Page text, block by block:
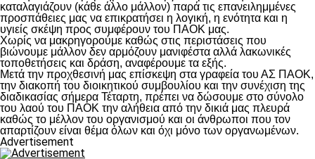
καταλαγιάζουν (κάθε άλλο μάλλον) παρά τις επανειλημμένες
προσπάθειες μας να επικρατήσει η λογική, η ενότητα και η
υγιείς σκέψη προς συμφέρουν του ΠΑΟΚ μας.
Χωρίς να μακρηγορούμε καθώς στις περιστάσεις που
βιώνουμε μάλλον δεν αρμόζουν μανιφέστα αλλά λακωνικές
τοποθετήσεις και δράση, αναφέρουμε τα εξής.
Μετά την προχθεσινή μας επίσκεψη στα γραφεία του ΑΣ ΠΑΟΚ,
την διακοπή του διοικητικού συμβουλίου και την συνέχιση της
διαδικασίας σήμερα Τέταρτη, πρέπει να δώσουμε στο σύνολο
του λαού του ΠΑΟΚ την αλήθεια από την δικιά μας πλευρά
καθώς το μέλλον του οργανισμού και οι άνθρωποι που τον
απαρτίζουν είναι θέμα όλων και όχι μόνο των οργανωμένων.
Advertisement